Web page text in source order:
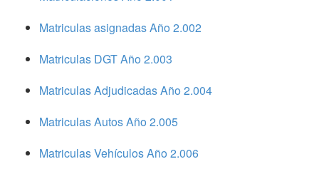
Matriculas asignadas Año 2.002
Matriculas DGT Año 2.003
Matriculas Adjudicadas Año 2.004
Matriculas Autos Año 2.005
Matriculas Vehículos Año 2.006